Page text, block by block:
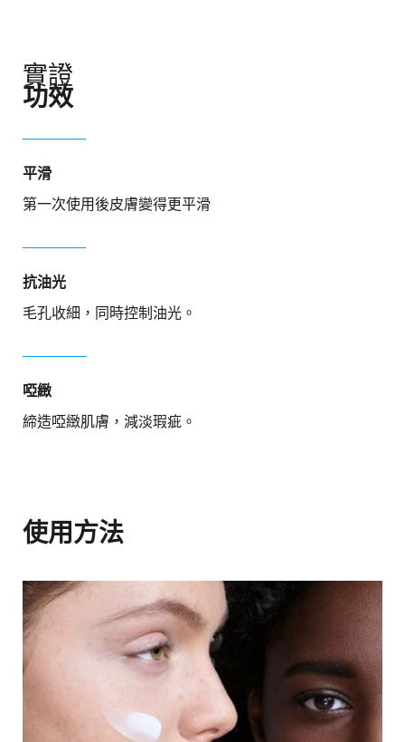
實證
功效
平滑
第一次使用後皮膚變得更平滑
抗油光​
毛孔收細，同時控制油光。​
啞緻
締造啞緻肌膚，減淡瑕疵。
使用方法